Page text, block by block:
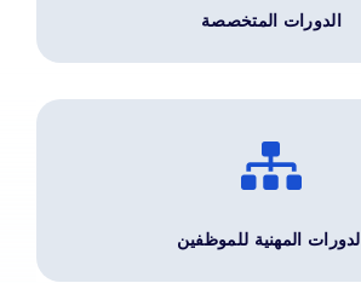
الدورات المتخصصة
الدورات المهنية للموظفين